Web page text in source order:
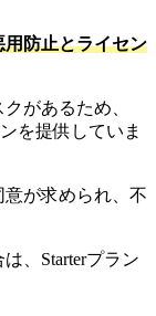
用防止とライセン
があるため、
を提供していま
が求められ、不
、Starterプラン